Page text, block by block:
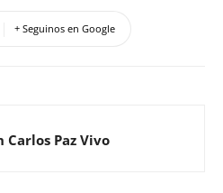
+ Seguinos en Google
Carlos Paz Vivo